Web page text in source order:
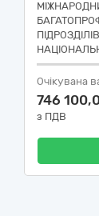
Очікувана
746
з ПДВ